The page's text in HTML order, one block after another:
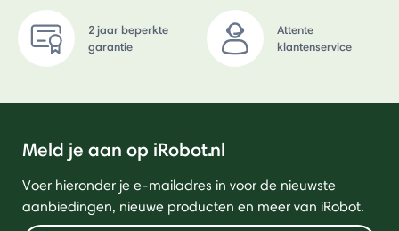
2 jaar beperkte
garantie
Attente
klantenservice
Meld je aan op iRobot.nl
Voer hieronder je e-mailadres in voor de nieuwste
aanbiedingen, nieuwe producten en meer van iRobot.